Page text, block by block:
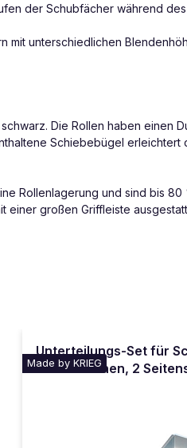
der Schubfächer während
unterschiedlichen
Die Rollen haben einen
Schiebebügel
Rollenlagerung und sind bis
einer großen Griffleiste
Made by KRIEG
Unterteilungs-Set für
Fachschienen, 2